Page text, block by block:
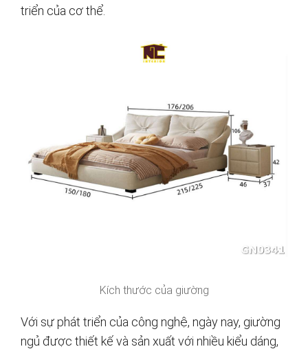
triển của cơ thể.
Kích thước của giường
Với sự phát triển của công nghệ, ngày nay, giường
ngủ được thiết kế và sản xuất với nhiều kiểu dáng,